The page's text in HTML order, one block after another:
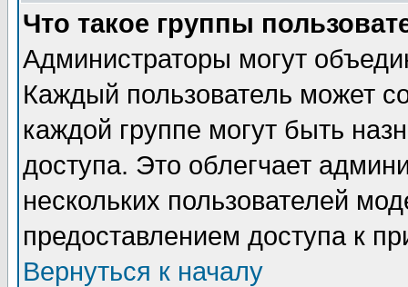
Что такое группы
Администраторы могут
Каждый пользователь может
каждой группе могут быть
доступа. Это облегчает
нескольких пользователей
предоставлением доступа к
Вернуться к началу